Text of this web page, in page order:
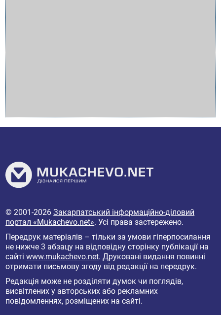
© 2001-2026Закарпатський інформаційно-діловий
портал «Mukachevo.net». Усі права застережено.
Передрук матеріалів – тільки за умови гіперпосилання
не нижче 3 абзацу на відповідну сторінку публікації на
сайтіwww.mukachevo.net. Друковані видання повинні
отримати письмову згоду від редакції на передрук.
Редакція може не розділяти думок чи поглядів,
висвітлених у авторських або рекламних
повідомленнях, розміщених на сайті.